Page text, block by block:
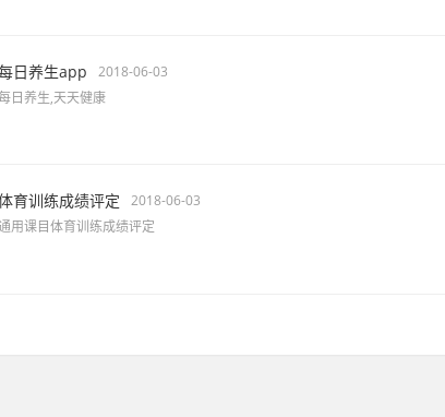
日养生app
2018-06-03
日养生,天天健康
育训练成绩评定
2018-06-03
用课目体育训练成绩评定